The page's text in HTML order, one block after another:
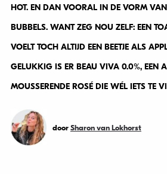
HOT. EN DAN VOORAL IN DE VORM
BUBBELS. WANT ZEG NOU ZELF: EEN
VOELT TOCH ALTIJD EEN BEETJE ALS
GELUKKIG IS ER BEAU VIVA 0.0%, EEN
MOUSSERENDE ROSÉ DIE WÉL IETS TE
door Sharon van Lokhorst